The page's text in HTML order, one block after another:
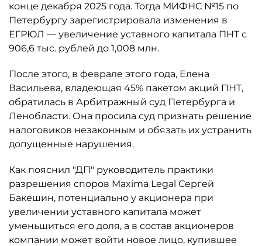
конце декабря 2025 года. Тогда МИФНС №15 по
Петербургу зарегистрировала изменения в
ЕГРЮЛ — увеличение уставного капитала ПНТ с
906,6 тыс. рублей до 1,008 млн.
После этого, в феврале этого года, Елена
Васильева, владеющая 45% пакетом акций ПНТ,
обратилась в Арбитражный суд Петербурга и
Ленобласти. Она просила суд признать решение
налоговиков незаконным и обязать их устранить
допущенные нарушения.
Как пояснил "ДП" руководитель практики
разрешения споров Maxima Legal Сергей
Бакешин, потенциально у акционера при
увеличении уставного капитала может
уменьшиться его доля, а в состав акционеров
компании может войти новое лицо, купившее